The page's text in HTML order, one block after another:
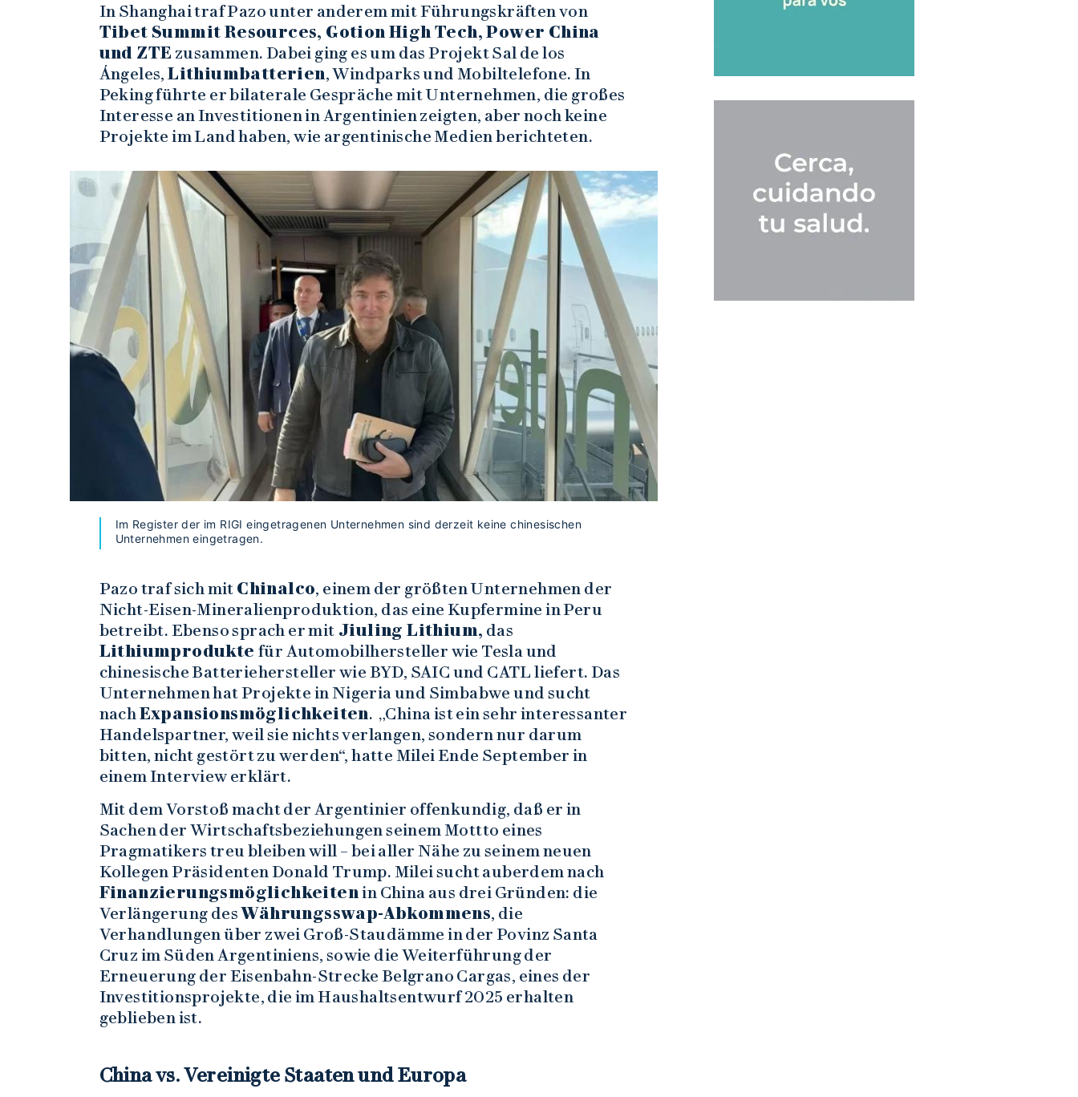
In Shanghai traf Pazo unter anderem mit Führungskräften von
Tibet Summit Resources, Gotion High Tech, Power China
und ZTE zusammen. Dabei ging es um das Projekt Sal de los
Ángeles,Lithiumbatterien, Windparks und Mobiltelefone. In
Peking führte er bilaterale Gespräche mit Unternehmen, die großes
Interesse an Investitionen in Argentinien zeigten, aber noch keine
Projekte im Land haben, wie argentinische Medien berichteten.
Im Register der im RIGI eingetragenen Unternehmen sind derzeit keine chinesischen
Unternehmen eingetragen.
Pazo traf sich mit Chinalco, einem der größten Unternehmen der
Nicht-Eisen-Mineralienproduktion, das eine Kupfermine in Peru
betreibt. Ebenso sprach er mit Jiuling Lithium, das
Lithiumproduktefür Automobilhersteller wie Tesla und
chinesische Batteriehersteller wie BYD, SAIC und CATL liefert. Das
Unternehmen hat Projekte in Nigeria und Simbabwe und sucht
nachExpansionsmöglichkeiten. „China ist ein sehr interessanter
Handelspartner, weil sie nichts verlangen, sondern nur darum
bitten, nicht gestört zu werden“, hatte Milei Ende September in
einem Interview erklärt.
Mit dem Vorstoß macht der Argentinier offenkundig, daß er in
Sachen der Wirtschaftsbeziehungen seinem Mottto eines
Pragmatikers treu bleiben will – bei aller Nähe zu seinem neuen
Kollegen Präsidenten Donald Trump. Milei sucht auberdem nach
Finanzierungsmöglichkeitenin China aus drei Gründen: die
Verlängerung desWährungsswap-Abkommens, die
Verhandlungen über zwei Groß-Staudämme in der Povinz Santa
Cruz im Süden Argentiniens, sowie die Weiterführung der
Erneuerung der Eisenbahn-Strecke Belgrano Cargas, eines der
Investitionsprojekte, die im Haushaltsentwurf 2025 erhalten
geblieben ist.
China vs. Vereinigte Staaten und Europa